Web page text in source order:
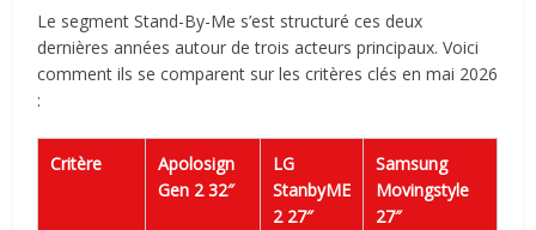
Le segment Stand-By-Me s’est structuré ces deux
dernières années autour de trois acteurs principaux. Voici
comment ils se comparent sur les critères clés en mai 2026
:
Critère
Apolosign
Gen 2 32″
LG
StanbyME
2 27″
Samsung
Movingstyle
27″